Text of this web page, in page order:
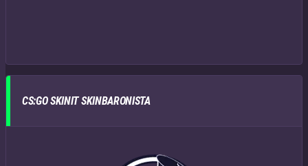
CS:GO SKINIT SKINBARONISTA